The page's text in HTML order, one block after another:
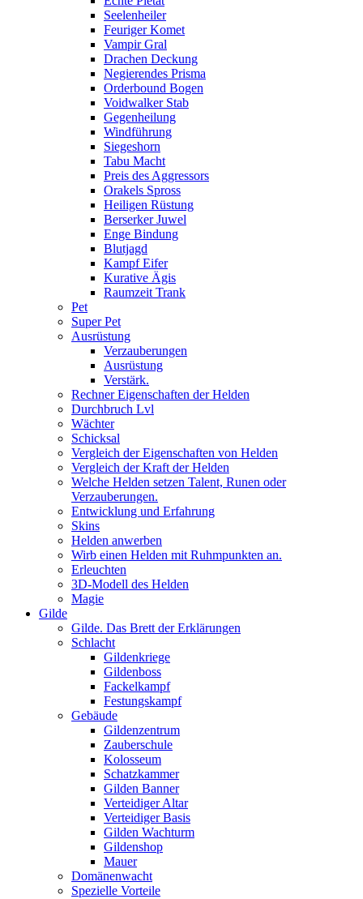
Seelenheiler
Feuriger Komet
Vampir Gral
Drachen Deckung
Negierendes Prisma
Orderbound Bogen
Voidwalker Stab
Gegenheilung
Windführung
Siegeshorn
Tabu Macht
Preis des Aggressors
Orakels Spross
Heiligen Rüstung
Berserker Juwel
Enge Bindung
Blutjagd
Kampf Eifer
Kurative Ägis
Raumzeit Trank
Pet
Super Pet
Ausrüstung
Verzauberungen
Ausrüstung
Verstärk.
Rechner Eigenschaften der Helden
Durchbruch Lvl
Wächter
Schicksal
Vergleich der Eigenschaften von Helden
Vergleich der Kraft der Helden
Welche Helden setzen Talent, Runen oder
Verzauberungen.
Entwicklung und Erfahrung
Skins
Helden anwerben
Wirb einen Helden mit Ruhmpunkten an.
Erleuchten
3D-Modell des Helden
Magie
Gilde
Gilde. Das Brett der Erklärungen
Schlacht
Gildenkriege
Gildenboss
Fackelkampf
Festungskampf
Gebäude
Gildenzentrum
Zauberschule
Kolosseum
Schatzkammer
Gilden Banner
Verteidiger Altar
Verteidiger Basis
Gilden Wachturm
Gildenshop
Mauer
Domänenwacht
Spezielle Vorteile